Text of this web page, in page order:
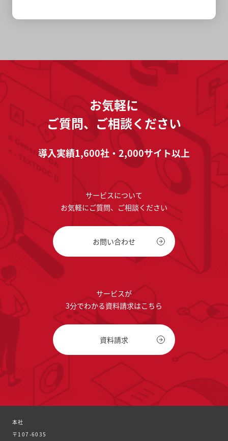
お気軽に
ご質問、ご相談ください
導入実績1,600社・2,000サイト以上
サービスについて
お気軽にご質問、ご相談ください
お問い合わせ
サービスが
3分でわかる資料請求はこちら
資料請求
本社
〒107-6035